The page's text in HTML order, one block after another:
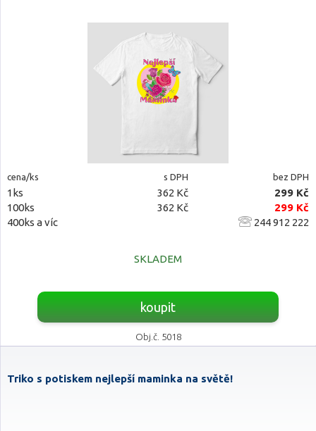
cena/ks s DPH bez DPH
1ks 362 Kč
299 Kč
100ks
362 Kč
299 Kč
400ks a víc
244 912 222
SKLADEM
koupit
Obj.č. 5018
Triko s potiskem nejlepší maminka na světě!